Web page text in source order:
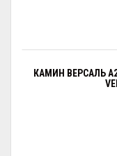
КАМИН ВЕРСАЛЬ